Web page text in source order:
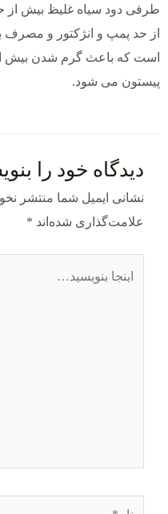
طرفی دود سیاه غلیظ بیش از
از حد پمپ و انژکتور و مصرف
است که باعث گرم شدن بیش
پیستون می شود.
دیدگاه‌ خود را
نشانی ایمیل شما منتشر
علامت‌گذاری شده‌اند *
بنویسید…
نام*